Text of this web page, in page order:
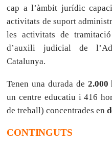
cap a l’àmbit jurídic
activitats de suport
les activitats de
d’auxili judicial de
Catalunya.
Tenen una durada de 2.000
un centre educatiu i 416
de treball) concentrades en
CONTINGUTS